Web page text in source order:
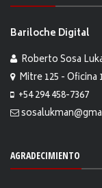
Bariloche Digital
Roberto Sosa
Mitre 125 - Oficina
+54 294 458-7367
AGRADECIMIENTO